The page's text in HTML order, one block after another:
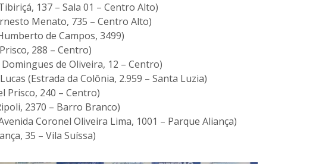
137 – Sala 01 – Centro Alto)
Menato, 735 – Centro Alto)
de Campos, 3499)
288 – Centro)
de Oliveira, 12 – Centro)
(Estrada da Colônia, 2.959 – Santa Luzia)
Prisco, 240 – Centro)
2370 – Barro Branco)
Coronel Oliveira Lima, 1001 – Parque Aliança)
35 – Vila Suíssa)